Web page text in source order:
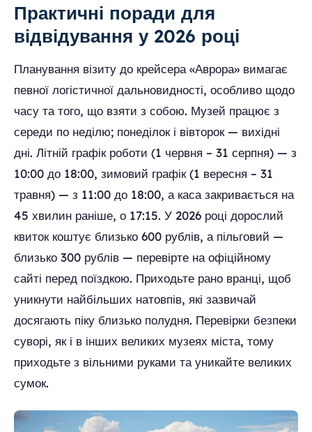
Практичні поради для
відвідування у 2026 році
Планування візиту до крейсера «Аврора» вимагає
певної логістичної дальновидності, особливо щодо
часу та того, що взяти з собою. Музей працює з
середи по неділю; понеділок і вівторок — вихідні
дні. Літній графік роботи (1 червня – 31 серпня) — з
10:00 до 18:00, зимовий графік (1 вересня – 31
травня) — з 11:00 до 18:00, а каса закривається на
45 хвилин раніше, о 17:15. У 2026 році дорослий
квиток коштує близько 600 рублів, а пільговий —
близько 300 рублів — перевірте на офіційному
сайті перед поїздкою. Приходьте рано вранці, щоб
уникнути найбільших натовпів, які зазвичай
досягають піку близько полудня. Перевірки безпеки
суворі, як і в інших великих музеях міста, тому
приходьте з вільними руками та уникайте великих
сумок.